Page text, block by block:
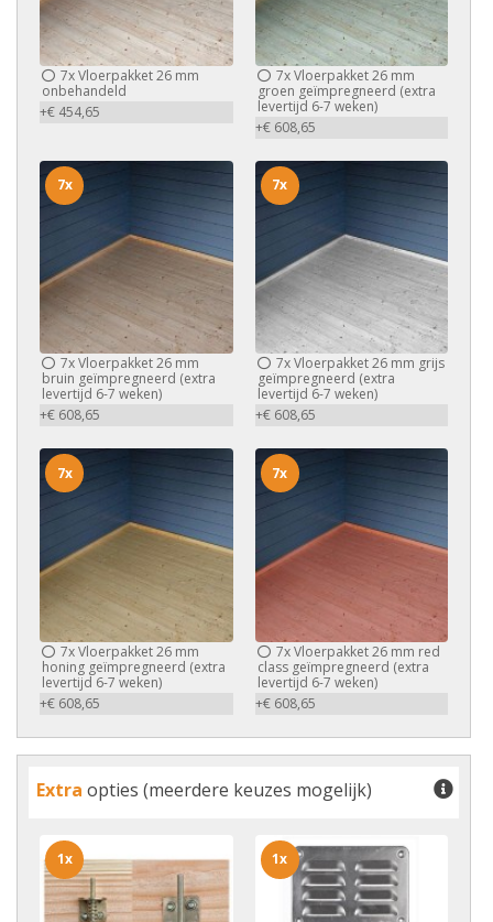
7xVloerpakket 26 mm
onbehandeld
+€ 454,65
7xVloerpakket 26 mm
groen geïmpregneerd (extra
levertijd 6-7 weken)
+€ 608,65
7xVloerpakket 26 mm
bruin geïmpregneerd (extra
levertijd 6-7 weken)
+€ 608,65
7x
7xVloerpakket 26 mm grijs
geïmpregneerd (extra
levertijd 6-7 weken)
+€ 608,65
7x
7xVloerpakket 26 mm
honing geïmpregneerd (extra
levertijd 6-7 weken)
+€ 608,65
7x
7xVloerpakket 26 mm red
class geïmpregneerd (extra
levertijd 6-7 weken)
+€ 608,65
7x
Extra opties (meerdere keuzes mogelijk)
1x 1x